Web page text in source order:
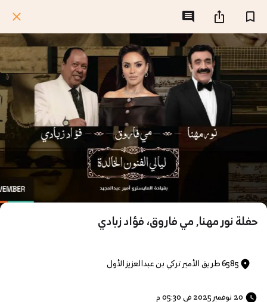
حفلة نور مهنا, مي فاروق، فؤاد زبادي
6585 طريق الأمير تركي بن عبدالعزيز الأول